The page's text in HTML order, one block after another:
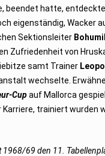
beendet hatte,
eigenständig, Wacker
Sektionsleiter
Zufriedenheit von
samt Trainer
wechselte.
Cupauf Mallorca
trainiert wurden
1968/69 den 11.